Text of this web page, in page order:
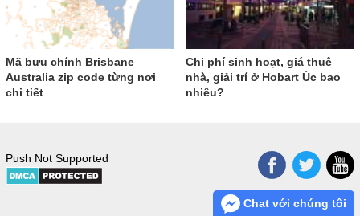
Mã bưu chính Brisbane
Australia zip code từng nơi
chi tiết
Chi phí sinh hoạt, giá thuê
nhà, giải trí ở Hobart Úc bao
nhiêu?
Push Not Supported
Chat với chúng tôi